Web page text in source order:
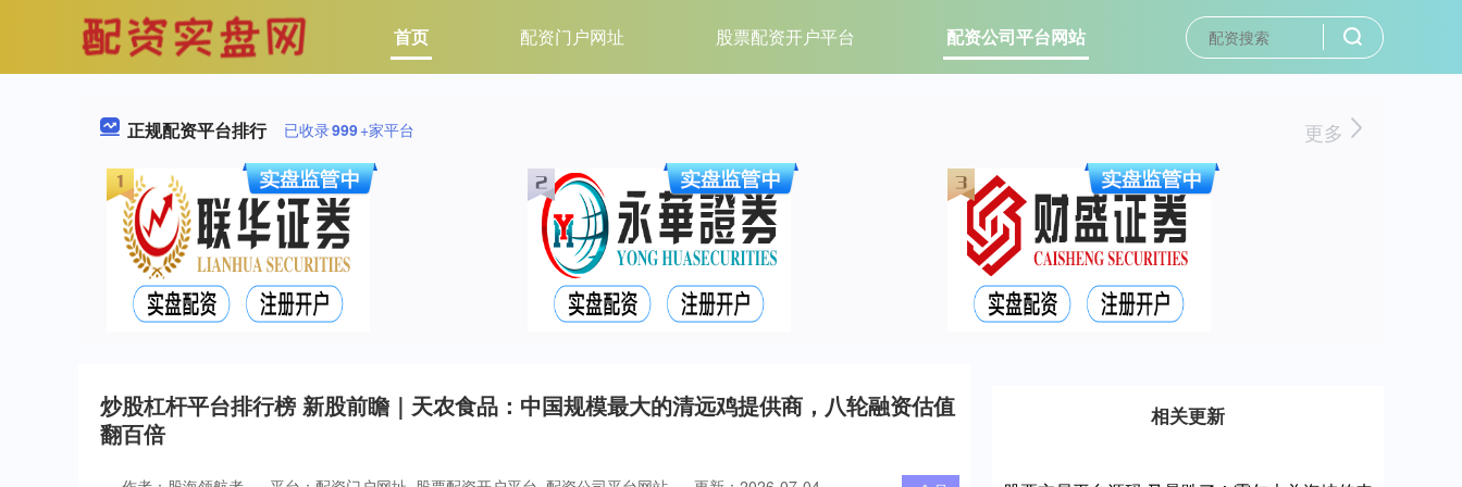
首页 配资门户网址 股票配资开户平台 配资公司平台网站
正规配资平台排行 已收录999+家平台 更多
炒股杠杆平台排行榜 新股前瞻｜天农食品：中国规模最大的清远鸡提供商，八轮融资估值
翻百倍
相关更新